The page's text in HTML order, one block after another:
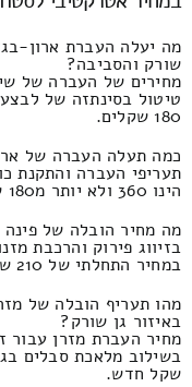
מה יעלה העברת ארון-
שורק והסביבה?
מחירים של העברה של
180 שקלים.
כמה תעלה העברה של
תעריפי העברה והתקנת
הינו 360 ולא יותר מ180 ש"ח.
מה מחיר הובלה של
בזיווג פירוק והרכבת
במחיר התחלתי של 210 שקל חדש.
מהו תעריף הובלה של
באיזור גן שורק?
מחיר העברת מזרן עבור
שקל חדש.